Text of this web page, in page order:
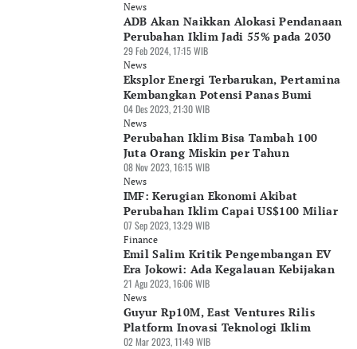
News
ADB Akan Naikkan Alokasi Pendanaan
Perubahan Iklim Jadi 55% pada 2030
29 Feb 2024, 17:15 WIB
News
Eksplor Energi Terbarukan, Pertamina
Kembangkan Potensi Panas Bumi
04 Des 2023, 21:30 WIB
News
Perubahan Iklim Bisa Tambah 100
Juta Orang Miskin per Tahun
08 Nov 2023, 16:15 WIB
News
IMF: Kerugian Ekonomi Akibat
Perubahan Iklim Capai US$100 Miliar
07 Sep 2023, 13:29 WIB
Finance
Emil Salim Kritik Pengembangan EV
Era Jokowi: Ada Kegalauan Kebijakan
21 Agu 2023, 16:06 WIB
News
Guyur Rp10M, East Ventures Rilis
Platform Inovasi Teknologi Iklim
02 Mar 2023, 11:49 WIB